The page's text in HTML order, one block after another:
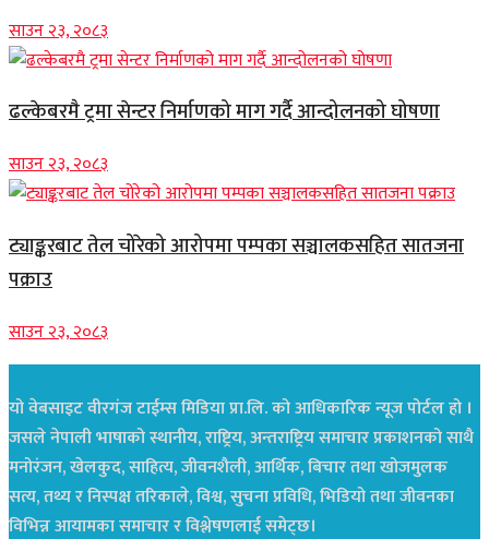
साउन २३, २०८३
ढल्केबरमै ट्रमा सेन्टर निर्माणको माग गर्दै आन्दोलनको घोषणा
साउन २३, २०८३
ट्याङ्करबाट तेल चोरेको आरोपमा पम्पका सञ्चालकसहित सातजना
पक्राउ
साउन २३, २०८३
यो वेबसाइट वीरगंज टाईम्स मिडिया प्रा.लि. को आधिकारिक न्यूज पोर्टल हो ।
जसले नेपाली भाषाको स्थानीय, राष्ट्रिय, अन्तराष्ट्रिय समाचार प्रकाशनको साथै
मनोरंजन, खेलकुद, साहित्य, जीवनशैली, आर्थिक, बिचार तथा खोजमुलक
सत्य, तथ्य र निस्पक्ष तरिकाले, विश्व, सुचना प्रविधि, भिडियो तथा जीवनका
विभिन्न आयामका समाचार र विश्लेषणलाई समेट्छ।